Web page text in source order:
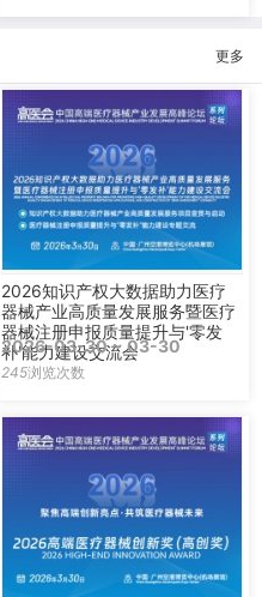
更多
2026知识产权大数据助力医疗
器械产业高质量发展服务暨医疗
器械注册申报质量提升与'零发
补'能力建设交流会
2026-03-30 ~ 03-30
245浏览次数